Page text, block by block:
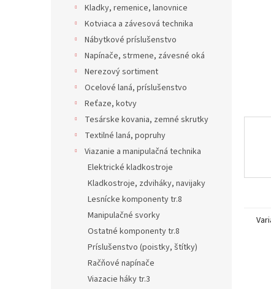
Kladky, remenice, lanovnice
Kotviaca a závesová technika
Nábytkové príslušenstvo
Napínače, strmene, závesné oká
Nerezový sortiment
Ocelové laná, príslušenstvo
Reťaze, kotvy
Tesárske kovania, zemné skrutky
Textilné laná, popruhy
Viazanie a manipulačná technika
Elektrické kladkostroje
Kladkostroje, zdviháky, navijaky
Lesnícke komponenty tr.8
Manipulačné svorky
Ostatné komponenty tr.8
Príslušenstvo (poistky, štítky)
Račňové napínače
Viazacie háky tr.3